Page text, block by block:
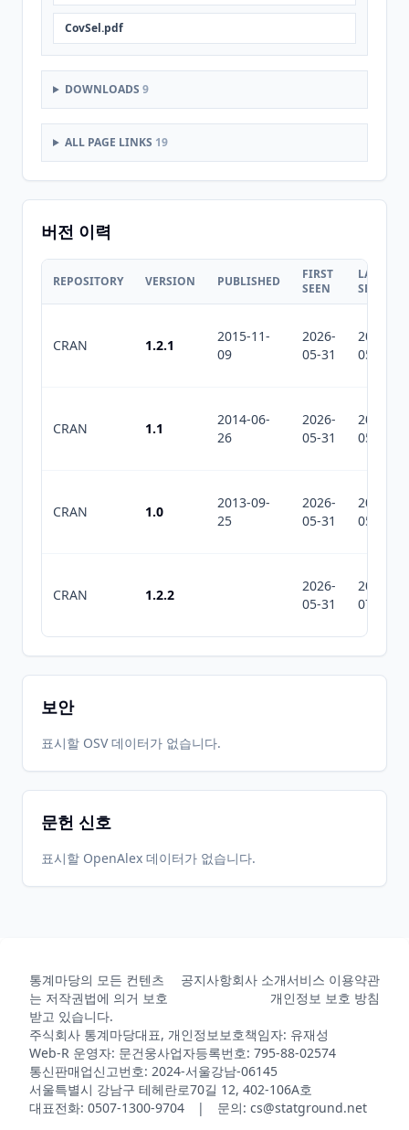
CovSel.pdf
DOWNLOADS 9
ALL PAGE LINKS 19
버전 이력
REPOSITORY VERSION PUBLISHED
FIRST
SEEN
LAST
SEEN
CRAN 1.2.1
2015-11-
09
2026-
05-31
2026-
05-31
CRAN 1.1
2014-06-
26
2026-
05-31
2026-
05-31
CRAN 1.0
2013-09-
25
2026-
05-31
2026-
05-31
CRAN 1.2.2
2026-
05-31
2026-
07-10
보안
표시할 OSV 데이터가 없습니다.
문헌 신호
표시할 OpenAlex 데이터가 없습니다.
통계마당의 모든 컨텐츠
는 저작권법에 의거 보호
받고 있습니다.
공지사항회사 소개서비스 이용약관
개인정보 보호 방침
주식회사 통계마당대표, 개인정보보호책임자: 유재성
Web-R 운영자: 문건웅사업자등록번호: 795-88-02574
통신판매업신고번호: 2024-서울강남-06145
서울특별시 강남구 테헤란로70길 12, 402-106A호
대표전화: 0507-1300-9704 | 문의: cs@statground.net